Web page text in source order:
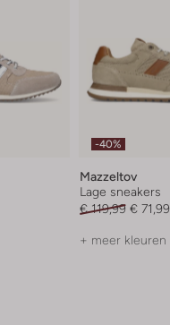
-40%
Mazzeltov
Lage sneakers
€ 119,99 € 71,99
+ meer kleuren